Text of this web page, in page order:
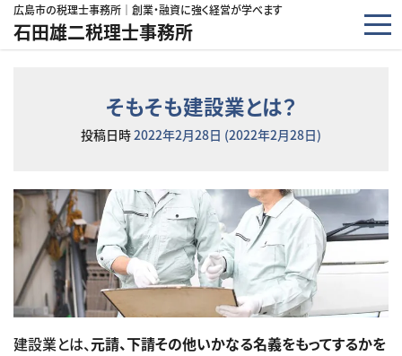
コンテンツへスキップ
広島市の税理士事務所｜創業・融資に強く経営が学べます
石田雄二税理士事務所
そもそも建設業とは？
投稿日時2022年2月28日 (2022年2月28日)
建設業とは、元請、下請その他いかなる名義をもってするかを